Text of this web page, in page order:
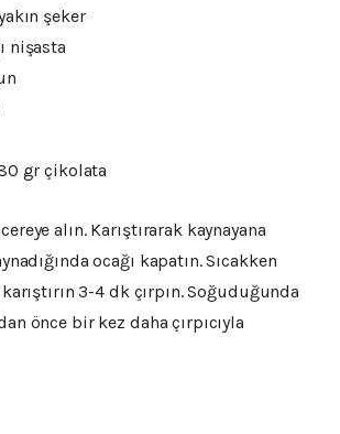
şeker
nişasta
gr çikolata
alın. Karıştırarak kaynayana
ocağı kapatın. Sıcakken
3-4 dk çırpın. Soğuduğunda
önce bir kez daha çırpıcıyla